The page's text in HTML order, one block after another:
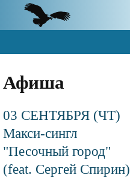
main
Афиша
03 СЕНТЯБРЯ (ЧТ)
Макси-сингл
"Песочный город"
(feat. Сергей Спирин)